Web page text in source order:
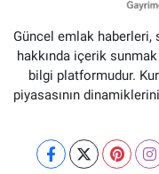
Güncel emlak
hakkında içerik
bilgi platformudur.
piyasasının